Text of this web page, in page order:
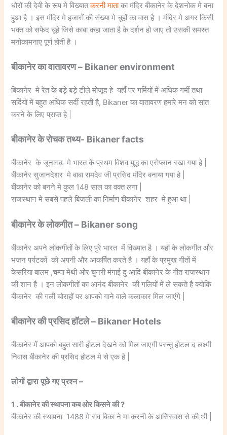
धोरों की देवी के रूप मे विख्यातकरनी माताका मंदिर बीकानेर के देशनोक मे बना
हुआ है । इस मंदिर मे हजारों की संख्या मे चूहों का वास है । मंदिर मे अगर किसी
भक्त को सफेद चूहे जिसे काबा कहा जाता है के दर्शन हो जाए तो उसकी समस्त
मनोकामनाए पूर्ण होती है ।
बीकानेर का वातावरण – Bikaner environment
बिकानेर मे रेत के बड़े बड़े टीले मोजूद हे यहाँ पर गर्मियों में अधिक गर्मी तथा
सर्दियों में बहुत अधिक सर्दी रहती है, Bikaner का वातावरण हमारे मन को सांत
करने के लिए प्राप्त हे |
बीकानेर के रोचक तथ्य- Bikaner facts
बीकानेर के जूनागढ़ मे भारत के प्रथम विशव युद्ध का एरोप्लान रखा गया हे |
बीकानेर सुजानदेशर मे बाबा रामदेव जी प्रसिद मंदिर बनाया गया हे |
बीकानेर को बनने मे कुल 148 साल का वक्त लगा |
राजस्थान मे सबसे पहले बिजली का निर्माण बीकानेर शहर मे हुआ था |
बीकानेर के लोकगीत – Bikaner song
बीकानेर अपने लोकगीतों के लिए पुरे भारत में विख्यात है । यहाँ के लोकगीत और
भजन पर्यटकों को अपनी और आकर्षित करते है । यहाँ के प्रमुख गीतों में
केसरिया बालम ,चम्पा मेथी ओर चुनरी मंगाई दु आदि बीकानेर के गीत राजस्थान
की शान है । इन लोकगीतों का आनंद बीकानेर की गलियों में ले सकते है क्योकि
बीकानेर की गली चोराहों पर आपको गाने वाले कलाकार मिल जाएंगे |
बीकानेर की प्रसिद हॉटले – Bikaner Hotels
बीकानेर में आपको बहुत सारी होटल देखने को मिल जाएगी परन्तु होटल द लक्ष्मी
निवास बीकानेर की प्रसिद होटल मे से एक हे |
लोगों द्वारा पूछे गए प्रश्न –
1 . बीकानेर की स्थापना कब ओर किसने की ?
बीकानेर की स्थापना 1488 मे राव बिका ने मा करनी के आसिरवास से की थी |